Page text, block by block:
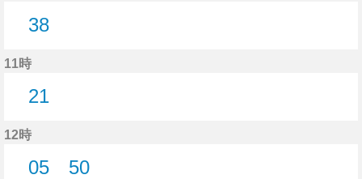
38
11時
21
12時
05
50